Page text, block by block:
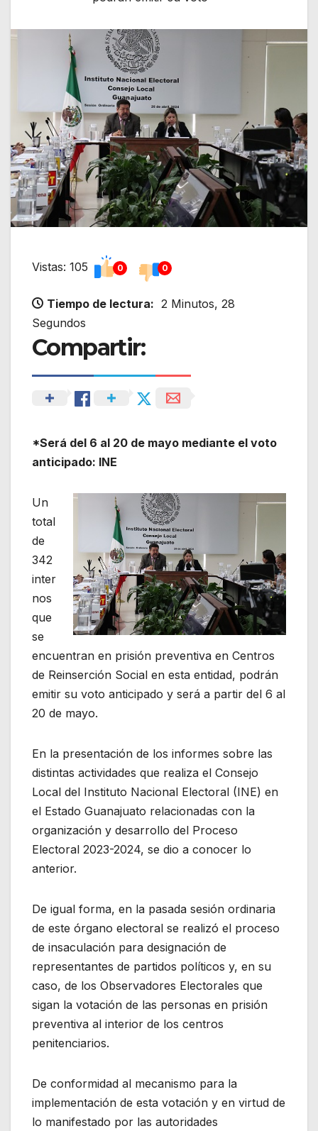
Vistas: 105 0 0
Tiempo de lectura: 2 Minutos, 28
Segundos
Compartir:
*Será del 6 al 20 de mayo mediante el voto
anticipado: INE
Un
total
de
342
inter
nos
que
se
encuentran en prisión preventiva en Centros
de Reinserción Social en esta entidad, podrán
emitir su voto anticipado y será a partir del 6 al
20 de mayo.
En la presentación de los informes sobre las
distintas actividades que realiza el Consejo
Local del Instituto Nacional Electoral (INE) en
el Estado Guanajuato relacionadas con la
organización y desarrollo del Proceso
Electoral 2023-2024, se dio a conocer lo
anterior.
De igual forma, en la pasada sesión ordinaria
de este órgano electoral se realizó el proceso
de insaculación para designación de
representantes de partidos políticos y, en su
caso, de los Observadores Electorales que
sigan la votación de las personas en prisión
preventiva al interior de los centros
penitenciarios.
De conformidad al mecanismo para la
implementación de esta votación y en virtud de
lo manifestado por las autoridades